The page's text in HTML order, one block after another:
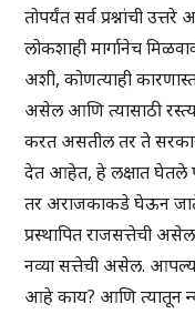
तोपर्यंत सर्व प्रश्नांची
लोकशाही मार्गानेच
अशी, कोणत्याही
असेल आणि त्यासाठी
करत असतील तर ते
देत आहेत, हे लक्षात घेतले
तर अराजकाकडे घेऊन
प्रस्थापित राजसत्तेची
नव्या सत्तेची असेल.
आहे काय? आणि त्यातून